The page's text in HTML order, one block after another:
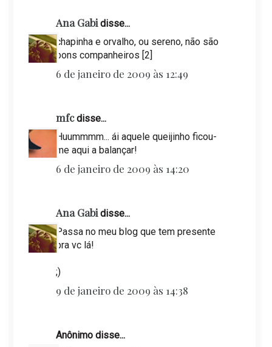
Ana Gabidisse...
chapinha e orvalho, ou sereno, não são
bons companheiros [2]
6 de janeiro de 2009 às 12:49
mfcdisse...
Huummmm... ái aquele queijinho ficou-
me aqui a balançar!
6 de janeiro de 2009 às 14:20
Ana Gabidisse...
Passa no meu blog que tem presente
pra vc lá!
;)
9 de janeiro de 2009 às 14:38
Anônimo disse...